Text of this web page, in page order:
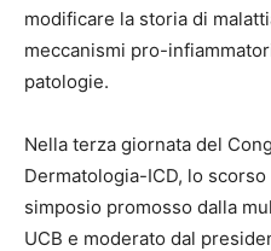
modificare la storia di
meccanismi pro-
patologie.
Nella terza giornata del
Dermatologia-ICD, lo
simposio promosso dalla
UCB e moderato dal